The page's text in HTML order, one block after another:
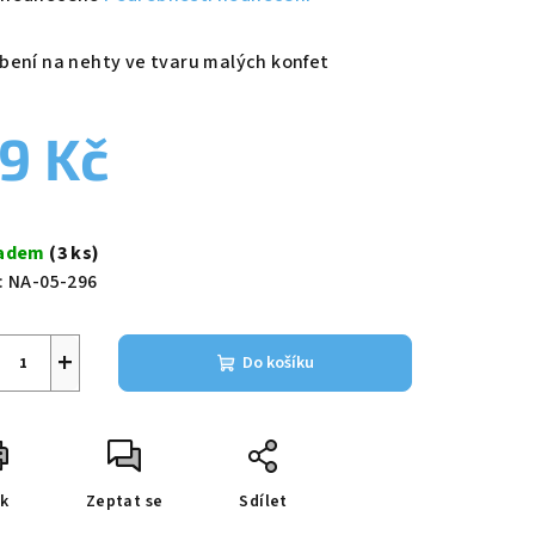
na nehty ve tvaru malých konfet
Kč
(3 ks)
NA-05-296
+ Do košíku
Zeptat se Sdílet